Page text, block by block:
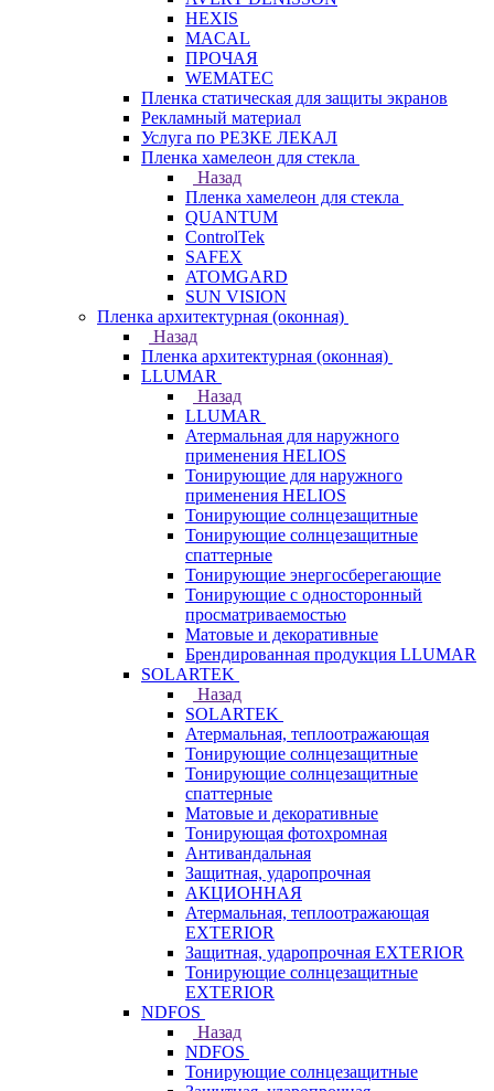
HEXIS
MACAL
ПРОЧАЯ
WEMATEC
Пленка статическая для защиты экранов
Рекламный материал
Услуга по РЕЗКЕ ЛЕКАЛ
Пленка хамелеон для стекла
Назад
Пленка хамелеон для стекла
QUANTUM
ControlTek
SAFEX
ATOMGARD
SUN VISION
Пленка архитектурная (оконная)
Назад
Пленка архитектурная (оконная)
LLUMAR
Назад
LLUMAR
Атермальная для наружного
применения HELIOS
Тонирующие для наружного
применения HELIOS
Тонирующие солнцезащитные
Тонирующие солнцезащитные
спаттерные
Тонирующие энергосберегающие
Тонирующие с односторонный
просматриваемостью
Матовые и декоративные
Брендированная продукция LLUMAR
SOLARTEK
Назад
SOLARTEK
Атермальная, теплоотражающая
Тонирующие солнцезащитные
Тонирующие солнцезащитные
спаттерные
Матовые и декоративные
Тонирующая фотохромная
Антивандальная
Защитная, ударопрочная
АКЦИОННАЯ
Атермальная, теплоотражающая
EXTERIOR
Защитная, ударопрочная EXTERIOR
Тонирующие солнцезащитные
EXTERIOR
NDFOS
Назад
NDFOS
Тонирующие солнцезащитные